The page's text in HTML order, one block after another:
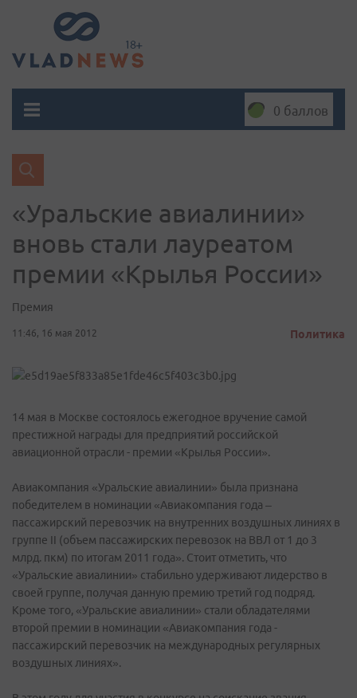
0 баллов
«Уральские авиалинии»
вновь стали лауреатом
премии «Крылья России»
Премия
11:46, 16 мая 2012 Политика
14 мая в Москве состоялось ежегодное вручение самой
престижной награды для предприятий российской
авиационной отрасли - премии «Крылья России».
Авиакомпания «Уральские авиалинии» была признана
победителем в номинации «Авиакомпания года –
пассажирский перевозчик на внутренних воздушных линиях в
группе II (объем пассажирских перевозок на ВВЛ от 1 до 3
млрд. пкм) по итогам 2011 года». Стоит отметить, что
«Уральские авиалинии» стабильно удерживают лидерство в
своей группе, получая данную премию третий год подряд.
Кроме того, «Уральские авиалинии» стали обладателями
второй премии в номинации «Авиакомпания года -
пассажирский перевозчик на международных регулярных
воздушных линиях».